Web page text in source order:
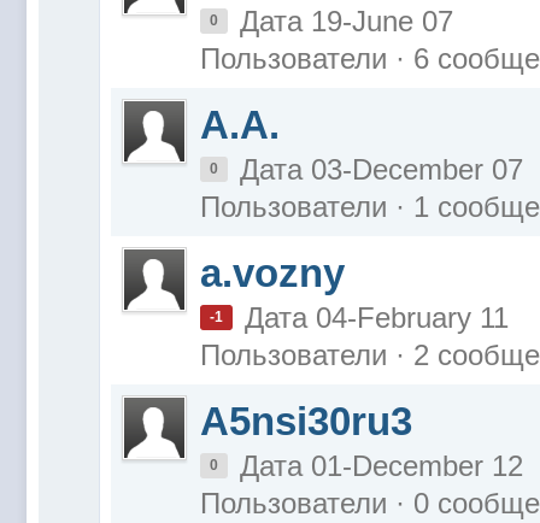
0
Дата 19-June 07
Пользователи · 6
A.A.
0
Дата 03-December 07
Пользователи · 1
a.vozny
-1
Дата 04-February 11
Пользователи · 2
A5nsi30ru3
0
Дата 01-December 12
Пользователи · 0